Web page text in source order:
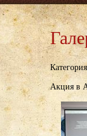
Акция в